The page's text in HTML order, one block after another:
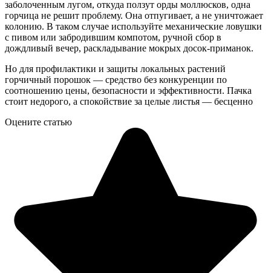
заболоченным лугом, откуда ползут орды моллюсков, одна
горчица не решит проблему. Она отпугивает, а не уничтожает
колонию. В таком случае используйте механические ловушки
с пивом или забродившим компотом, ручной сбор в
дождливый вечер, раскладывание мокрых досок-приманок.
Но для профилактики и защиты локальных растений
горчичный порошок — средство без конкуренции по
соотношению цены, безопасности и эффективности. Пачка
стоит недорого, а спокойствие за целые листья — бесценно
Оцените статью